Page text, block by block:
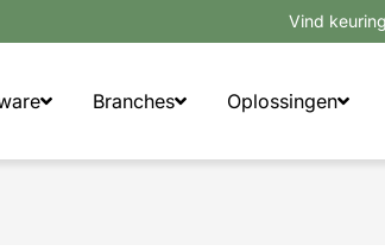
Vind
Branches Oplossingen